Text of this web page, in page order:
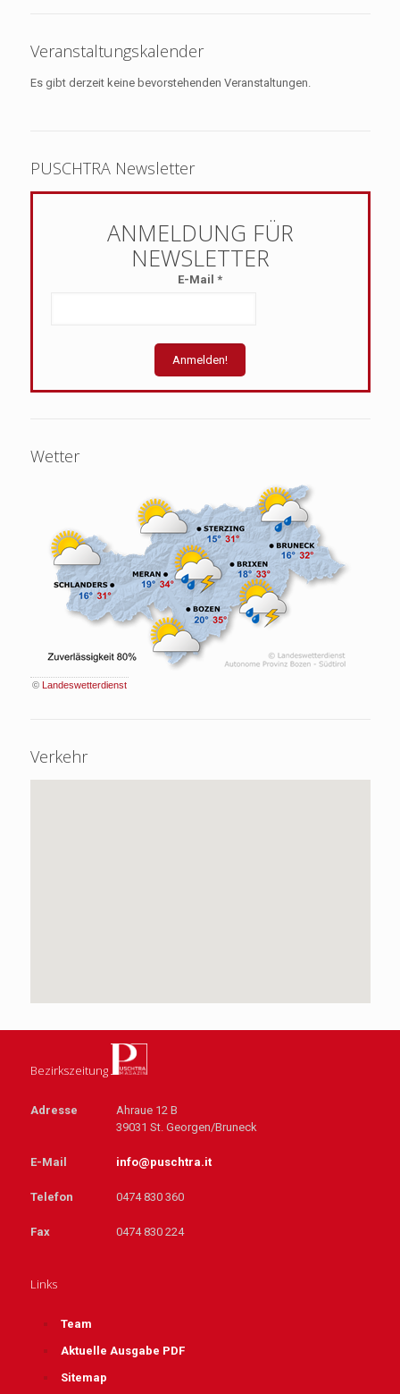
Veranstaltungskalender
Es gibt derzeit keine bevorstehenden Veranstaltungen.
PUSCHTRA Newsletter
E-Mail *
Wetter
© Landeswetterdienst
Verkehr
Bezirkszeitung
Adresse
Ahraue 12 B
39031 St. Georgen/Bruneck
E-Mail info@puschtra.it
Telefon 0474 830 360
Fax 0474 830 224
Links
Team
Aktuelle Ausgabe PDF
Sitemap